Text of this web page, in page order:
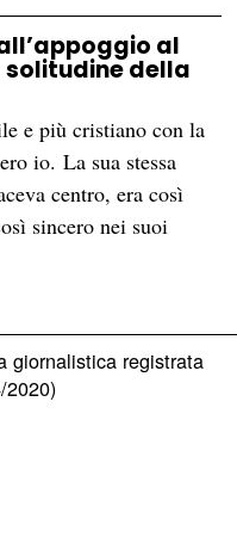
al
della
e più cristiano con la
io. La sua stessa
centro, era così
sincero nei suoi
giornalistica registrata
2020)